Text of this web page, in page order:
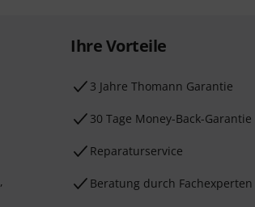
,
Ihre Vorteile
3 Jahre Thomann Garantie
30 Tage Money-Back-Garantie
Reparaturservice
Beratung durch Fachexperten